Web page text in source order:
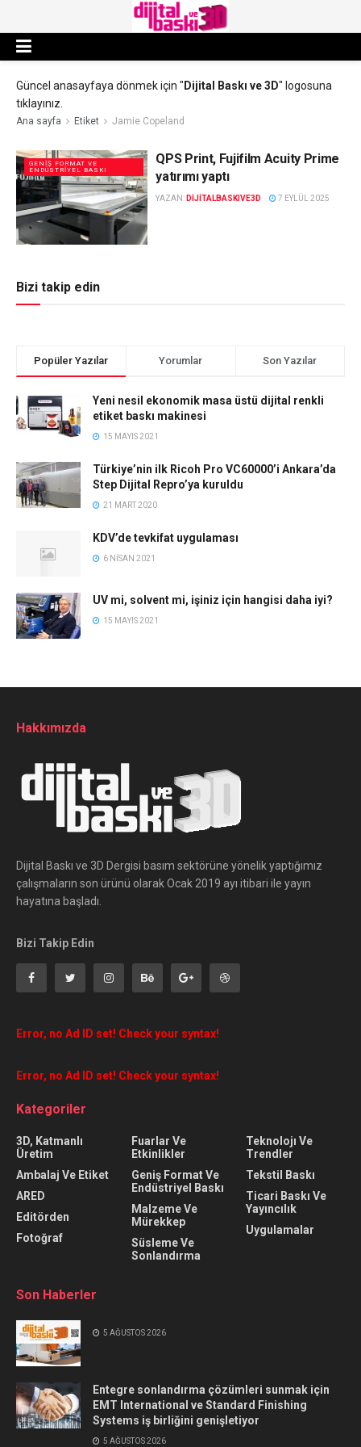
Güncel anasayfaya dönmek için " Dijital Baskı ve 3D" logosuna
tıklayınız.
Ana sayfa Etiket Jamie Copeland
GENIŞ FORMAT VE
ENDÜSTRIYEL BASKI
QPS Print, Fujifilm Acuity Prime
yatırımı yaptı
YAZAN: DIJITALBASKIVE3D 7 EYLÜL 2025
Bizi takip edin
Popüler Yazılar Yorumlar Son Yazılar
Yeni nesil ekonomik masa üstü dijital renkli
etiket baskı makinesi
15 MAYIS 2021
Türkiye’nin ilk Ricoh Pro VC60000’i Ankara’da
Step Dijital Repro’ya kuruldu
21 MART 2020
KDV’de tevkifat uygulaması
6 NISAN 2021
UV mi, solvent mi, işiniz için hangisi daha iyi?
15 MAYIS 2021
Hakkımızda
Dijital Baskı ve 3D Dergisi basım sektörüne yönelik yaptığımız
çalışmaların son ürünü olarak Ocak 2019 ayı itibari ile yayın
hayatına başladı.
Bizi Takip Edin
Error, no Ad ID set! Check your syntax!
Error, no Ad ID set! Check your syntax!
Kategoriler
3D, Katmanlı
Üretim
Ambalaj Ve Etiket
ARED
Editörden
Fotoğraf
Fuarlar Ve
Etkinlikler
Geniş Format Ve
Endüstriyel Baskı
Malzeme Ve
Mürekkep
Süsleme Ve
Sonlandırma
Teknolojı Ve
Trendler
Tekstil Baskı
Ticari Baskı Ve
Yayıncılık
Uygulamalar
Son Haberler
5 AĞUSTOS 2026
Entegre sonlandırma çözümleri sunmak için
EMT International ve Standard Finishing
Systems iş birliğini genişletiyor
5 AĞUSTOS 2026